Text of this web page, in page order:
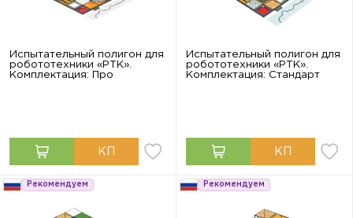
Испытательный полигон для
робототехники «РТК».
Комплектация: Про
Испытательный полигон для
робототехники «РТК».
Комплектация: Стандарт
Рекомендуем Рекомендуем